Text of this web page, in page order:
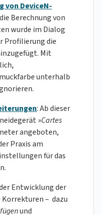
von DeviceN-
Berechnung von
wurde im Dialog
Profilierung die
Mit
unterhalb
: Ab dieser
»Cartes
angeboten,
Praxis am
für das
Entwicklung der
Korrekturen – dazu
und